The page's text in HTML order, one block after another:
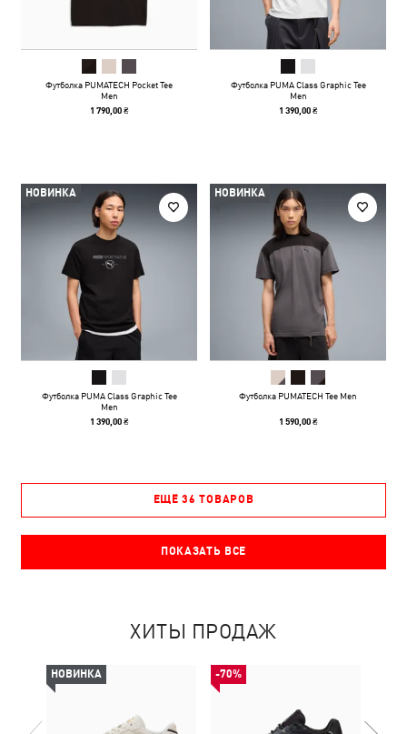
Футболка PUMATECH Pocket Tee
Men
1 790,00 ₴
Футболка PUMA Class Graphic Tee
Men
1 390,00 ₴
НОВИНКА
Футболка PUMA Class Graphic Tee
Men
1 390,00 ₴
НОВИНКА
Футболка PUMATECH Tee Men
1 590,00 ₴
ЕЩЁ 36 ТОВАРОВ
ПОКАЗАТЬ ВСЕ
ХИТЫ ПРОДАЖ
НОВИНКА -70%